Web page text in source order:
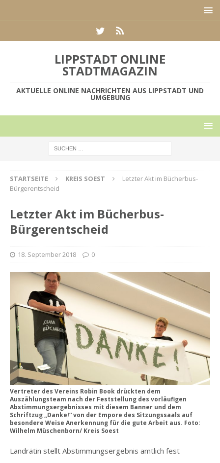
LIPPSTADT ONLINE
STADTMAGAZIN
AKTUELLE ONLINE NACHRICHTEN AUS LIPPSTADT UND
UMGEBUNG
STARTSEITE KREIS SOEST
Letzter Akt im Bücherbus-
Bürgerentscheid
Letzter Akt im Bücherbus-
Bürgerentscheid
18. September 2018 0
Vertreter des Vereins Robin Book drückten dem
Auszählungsteam nach der Feststellung des vorläufigen
Abstimmungsergebnisses mit diesem Banner und dem
Schriftzug „Danke!“ von der Empore des Sitzungssaals auf
besondere Weise Anerkennung für die gute Arbeit aus. Foto:
Wilhelm Müschenborn/ Kreis Soest
Landrätin stellt Abstimmungsergebnis amtlich fest